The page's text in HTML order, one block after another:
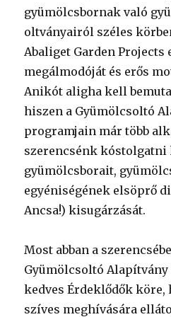
gyümölcsbornak való
oltványairól széles
Abaliget Garden Projects
megálmodóját és erős
Anikót aligha kell
hiszen a Gyümölcsoltó
programjain már több
szerencsénk
gyümölcsborait,
egyéniségének elsöprő
Ancsa!) kisugárzását.
Most abban a
Gyümölcsoltó
kedves Érdeklődők köre,
szíves meghívására